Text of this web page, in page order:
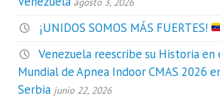
¡UNIDOS SOMOS MÁS FUERTES!
Venezuela reescribe su Historia en
Mundial de Apnea Indoor CMAS 2026
Serbia junio 22, 2026